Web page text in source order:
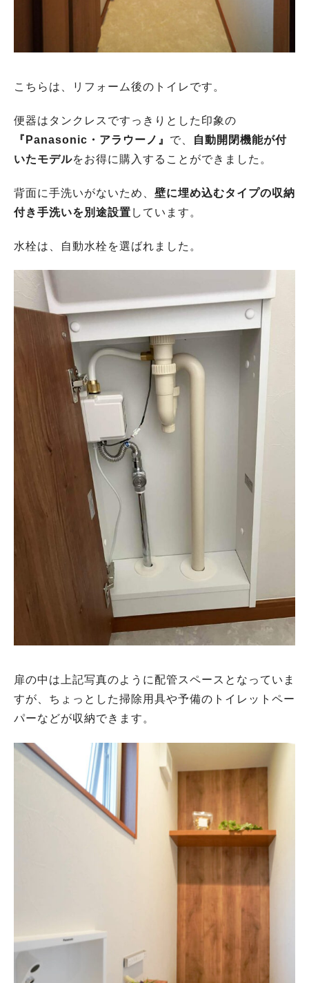
こちらは、リフォーム後のトイレです。
便器はタンクレスですっきりとした印象の
『Panasonic・アラウーノ』 で、
自動開閉機能が付
いたモデルをお得に購入することができました。
背面に手洗いがないため、 壁に埋め込むタイプの収納
付き手洗いを別途設置 しています。
水栓は、自動水栓を選ばれました。
扉の中は上記写真のように配管スペースとなっていま
すが、ちょっとした掃除用具や予備のトイレットペー
パーなどが収納できます。